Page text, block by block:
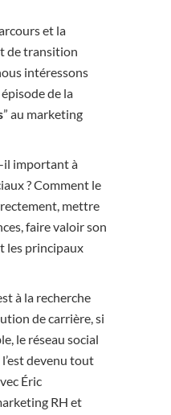
et la
de transition
intéressons
de la
” au marketing
il important à
? Comment le
mettre
faire valoir son
les principaux
à la recherche
de carrière, si
le réseau social
devenu tout
Éric
RH et